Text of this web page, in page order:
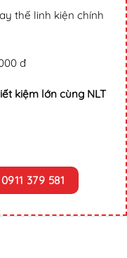
thế linh kiện chính
đ
kiệm lớn cùng NLT
379 581